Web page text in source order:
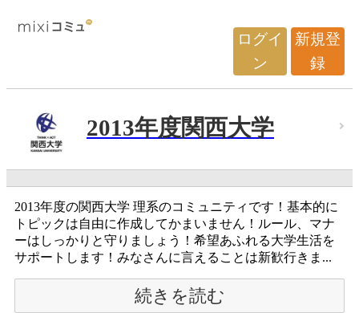
ログイ
ン
新規登
録
2013年度関西大学
2013年度の関西大学 理系のコミュニティです！基本的に
トピックは自由に作成してかまいません！ルール、マナ
ーはしっかりと守りましょう！希望あふれる大学生活を
サポートします！みなさんに言えることは新歓行きま...
続きを読む